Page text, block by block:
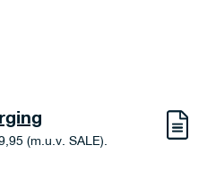
(m.u.v. SALE).